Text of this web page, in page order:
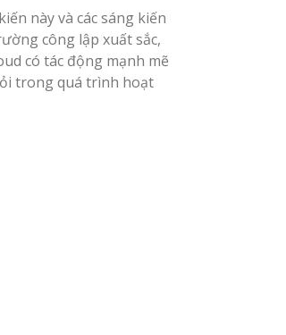
​​này và các sáng kiến
công lập xuất sắc,
có tác động mạnh mẽ
trong quá trình hoạt